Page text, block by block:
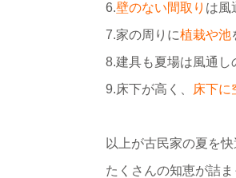
6.壁のない間取り は風
7.家の周りに植栽や池
8.建具も夏場は風通し
9.床下が高く、
床下に
以上が古民家の夏を
たくさんの知恵が詰